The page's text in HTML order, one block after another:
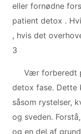
eller fornødne
patient detox .
, hvis det
3
Vær forberedt
detox fase. Dette
såsom rystelser,
og sveden.
og en del af